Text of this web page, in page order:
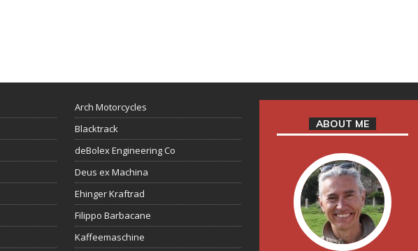
Arch Motorcycles
Blacktrack
deBolex Engineering Co
Deus ex Machina
Ehinger Kraftrad
Filippo Barbacane
Kaffeemaschine
ABOUT ME